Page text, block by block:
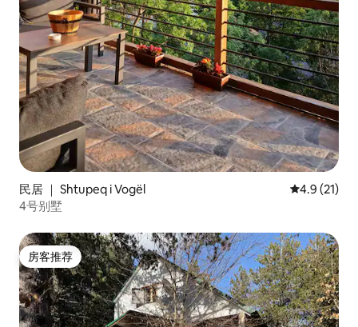
民居 ｜ Shtupeq i Vogël 平均评分
4.9 (21)
4号别墅
房客推荐
房客推荐